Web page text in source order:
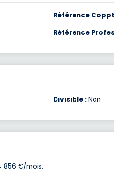
Référence
Référence
Divisible :Non
856 €/mois.